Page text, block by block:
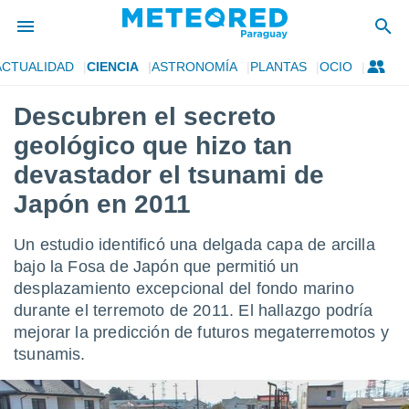
de
ha
por
para
la
que se
a este
las
y
forma
digital
basada
CIENCIA ASTRONOMÍA PLANTAS OCIO
Descubren el secreto
geológico que hizo tan
devastador el tsunami de
Japón en 2011
Un estudio identificó una delgada capa de arcilla
bajo la Fosa de Japón que permitió un
desplazamiento excepcional del fondo marino
durante el terremoto de 2011. El hallazgo podría
mejorar la predicción de futuros megaterremotos y
tsunamis.